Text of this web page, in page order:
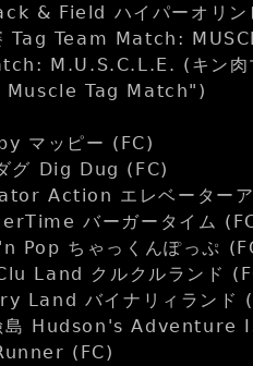
& Field ハイパーオリン
Tag Team Match:
M.U.S.C.L.E. (キン
Tag Match")
マッピー (FC)
グ Dig Dug (FC)
Action エレベーター
バーガータイム
Pop ちゃっくんぽっぷ
Land クルクルランド
Land バイナリィランド
島 Hudson's Adventure
(FC)